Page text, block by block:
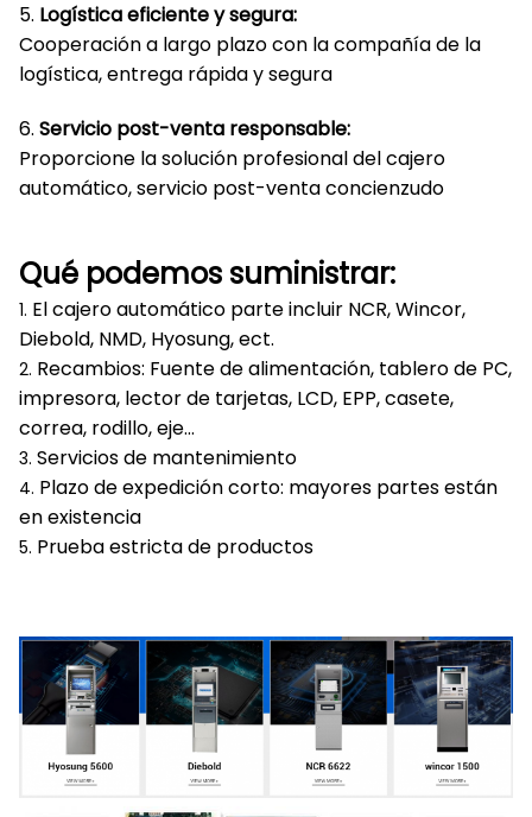
5. Logística eficiente y segura:
Cooperación a largo plazo con la compañía de la
logística, entrega rápida y segura
6. Servicio post-venta responsable:
Proporcione la solución profesional del cajero
automático, servicio post-venta concienzudo
Qué podemos suministrar:
1. El cajero automático parte incluir NCR, Wincor,
Diebold, NMD, Hyosung, ect.
2. Recambios: Fuente de alimentación, tablero de PC,
impresora, lector de tarjetas, LCD, EPP, casete,
correa, rodillo, eje…
3. Servicios de mantenimiento
4. Plazo de expedición corto: mayores partes están
en existencia
5. Prueba estricta de productos